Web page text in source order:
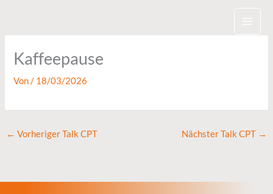
Kaffeepause
Von/ 18/03/2026
← Vorheriger Talk CPT Nächster Talk CPT →